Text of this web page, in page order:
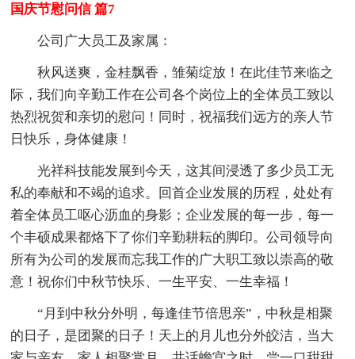
国庆节慰问信 篇7
公司广大员工及家属：
秋风送爽，金桂飘香，雏菊绽放！在此佳节来临之
际，我们向辛勤工作在公司各个岗位上的全体员工致以
热烈祝贺和亲切的慰问！同时，祝福我们远方的亲人节
日快乐，身体健康！
光祥科技能发展到今天，这其间浸透了多少员工无
私的奉献和不竭的追求。回首企业发展的历程，处处有
着全体员工呕心沥血的身影；企业发展的每一步，每一
个丰硕成果都烙下了你们辛勤耕耘的脚印。公司领导向
所有为公司的发展而忘我工作的广大职工致以崇高的敬
意！祝你们中秋节快乐、一生平安、一生幸福！
“月到中秋分外明，每逢佳节倍思亲”，中秋是相聚
的日子，是团聚的日子！天上的月儿也分外皎洁，当大